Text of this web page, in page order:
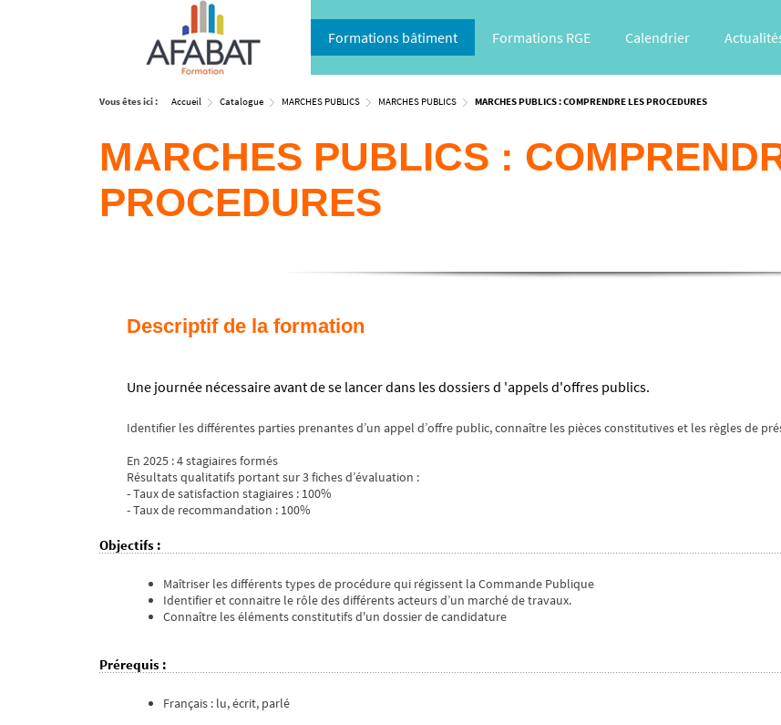
Formations bâtiment Formations RGE Calendrier
Vous êtes ici : Accueil Catalogue MARCHES PUBLICS MARCHES PUBLICS MARCHES PUBLICS : COMPRENDRE LES PROCEDURES
MARCHES PUBLICS :
PROCEDURES
Descriptif de la formation
Une journée nécessaire avant de se lancer dans les dossiers d 'appels d'offres publics.
Identifier les différentes parties prenantes d’un appel d’offre public, connaître les pièces constitutives et les règles de
En 2025 : 4 stagiaires formés
Résultats qualitatifs portant sur 3 fiches d’évaluation :
- Taux de satisfaction stagiaires : 100%
- Taux de recommandation : 100%
Objectifs :
Maîtriser les différents types de procédure qui régissent la Commande Publique
Identifier et connaitre le rôle des différents acteurs d’un marché de travaux.
Connaître les éléments constitutifs d'un dossier de candidature
Prérequis :
Français : lu, écrit, parlé